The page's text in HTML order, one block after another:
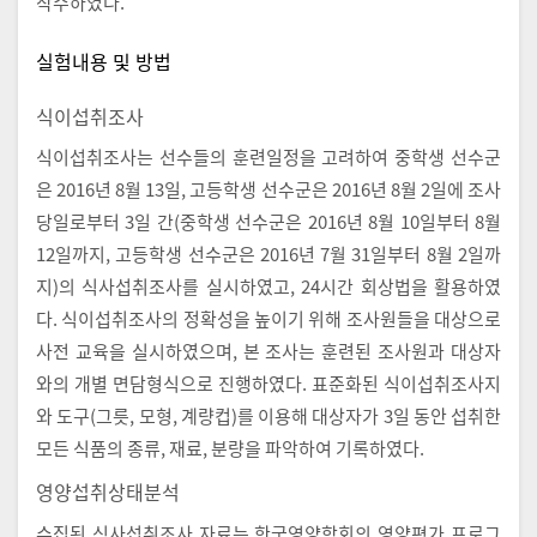
실험내용 및 방법
식이섭취조사
식이섭취조사는 선수들의 훈련일정을 고려하여 중학생 선수군
은 2016년 8월 13일, 고등학생 선수군은 2016년 8월 2일에 조사
당일로부터 3일 간(중학생 선수군은 2016년 8월 10일부터 8월
12일까지, 고등학생 선수군은 2016년 7월 31일부터 8월 2일까
지)의 식사섭취조사를 실시하였고, 24시간 회상법을 활용하였
다. 식이섭취조사의 정확성을 높이기 위해 조사원들을 대상으로
사전 교육을 실시하였으며, 본 조사는 훈련된 조사원과 대상자
와의 개별 면담형식으로 진행하였다. 표준화된 식이섭취조사지
와 도구(그릇, 모형, 계량컵)를 이용해 대상자가 3일 동안 섭취한
모든 식품의 종류, 재료, 분량을 파악하여 기록하였다.
영양섭취상태분석